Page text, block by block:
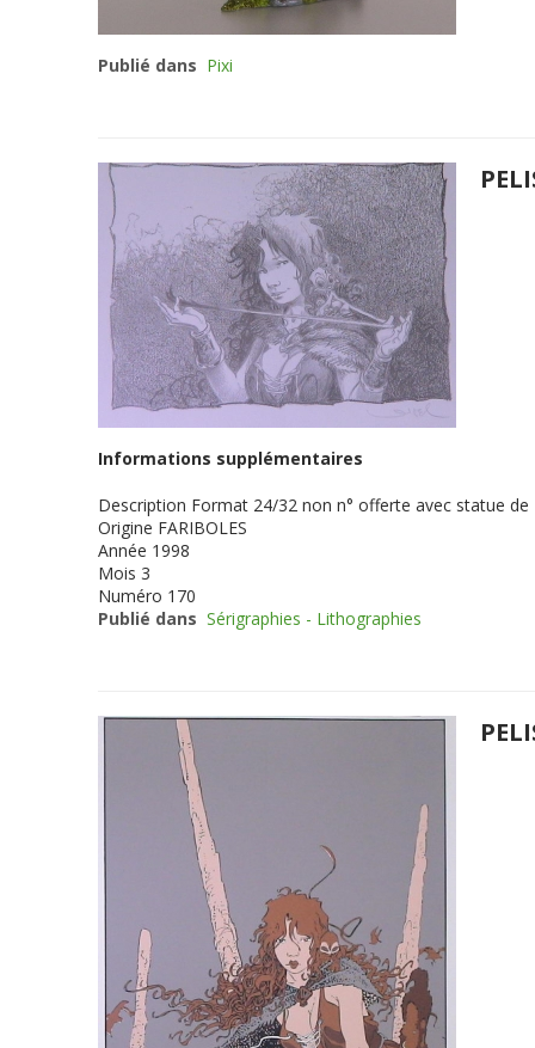
Publié dans Pixi
Informations supplémentaires
Description Format 24/32 non n° offerte avec statue de
Origine FARIBOLES
Année 1998
Mois 3
Numéro 170
Publié dans Sérigraphies - Lithographies